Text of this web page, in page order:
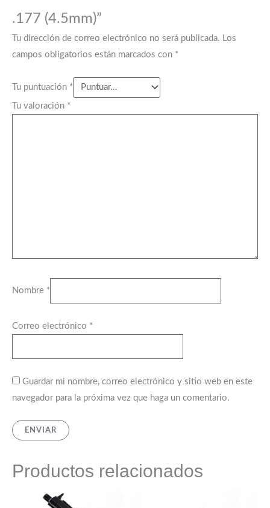
.177 (4.5mm)”
Tu dirección de correo electrónico no será publicada. Los
campos obligatorios están marcados con *
Tu puntuación *
Tu valoración *
Nombre *
Correo electrónico *
Guardar mi nombre, correo electrónico y sitio web en este
navegador para la próxima vez que haga un comentario.
Productos relacionados